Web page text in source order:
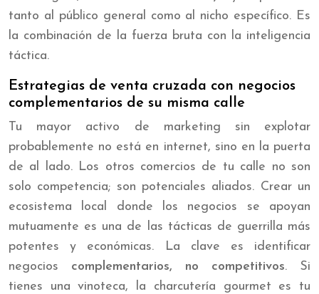
tanto al público general como al nicho específico. Es
la combinación de la fuerza bruta con la inteligencia
táctica.
Estrategias de venta cruzada con negocios
complementarios de su misma calle
Tu mayor activo de marketing sin explotar
probablemente no está en internet, sino en la puerta
de al lado. Los otros comercios de tu calle no son
solo competencia; son potenciales aliados. Crear un
ecosistema local donde los negocios se apoyan
mutuamente es una de las tácticas de guerrilla más
potentes y económicas. La clave es identificar
negocios complementarios, no competitivos. Si
tienes una vinoteca, la charcutería gourmet es tu